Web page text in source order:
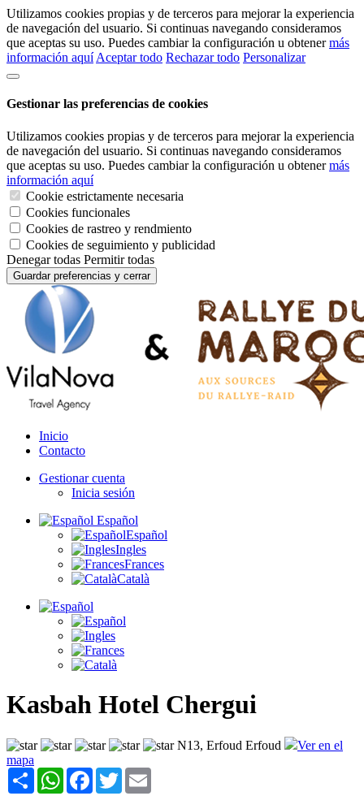
Utilizamos cookies propias y de terceros para mejorar la experiencia
de navegación del usuario. Si continuas navegando consideramos
que aceptas su uso. Puedes cambiar la configuración u obtenermás
información aquí Aceptar todo Rechazar todo Personalizar
Gestionar las preferencias de cookies
Utilizamos cookies propias y de terceros para mejorar la experiencia
de navegación del usuario. Si continuas navegando consideramos
que aceptas su uso. Puedes cambiar la configuración u obtenermás
información aquí
Cookie estrictamente necesaria
Cookies funcionales
Cookies de rastreo y rendmiento
Cookies de seguimiento y publicidad
Denegar todas Permitir todas
Guardar preferencias y cerrar
Inicio
Contacto
Gestionar cuenta
Inicia sesión
Español
Español
Ingles
Frances
Català
Kasbah Hotel Chergui
N13, Erfoud Erfoud
Ver en el
mapa
Share WhatsAppFacebook
Twitter